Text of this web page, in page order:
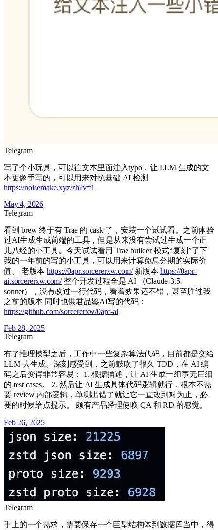
Telegram
写了个小玩具，可以往文本里面注入typo，让 LLM 生成的文
本更像手写的，可以用来对抗基础 AI 检测
https://noisemake.xyz/zh?v=1
May 4, 2026
Telegram
看到 brew 终于有 Trae 的 cask 了，安装一个试试看。之前体验
过AI生成生成前端的工具，但是从来没有尝试过生成一个正
儿八经的小工具。今天试试看用 Trae builder 模式“复刻”了下
我的一年前的写的小工具，可以用来计算免息分期的实际价
值。 老版本 https://0apr.sorcererxw.com/新版本 https://0apr-
ai.sorcererxw.com/整个开发过程全是 AI （Claude-3.5-
sonnet），没有改过一行代码，看着效果还不错，甚至胜过我
之前的版本 同时也供君品鉴AI写的代码：
https://github.com/sorcererxw/0apr-ai
Feb 28, 2025
Telegram
有了推理模型之后，工作中一些复杂算法代码，目前都是交给
LLM 去生成。深刻感受到，之前鼓吹了很久 TDD，在 AI 编
码之后变得非常容易： 1. 根据描述，让 AI 生成一组事无巨细
的 test cases。 2. 然后让 AI 生成具体代码逻辑就行，根本不需
要 review 内部逻辑，单测出错了就让它一直改到对为止，必
要的时候给点提示。 颇有产品经理使唤 QA 和 RD 的感觉。
Feb 26, 2025
Telegram
手上的一个需求，需要保存一个巨型结构体到数据库当中，得